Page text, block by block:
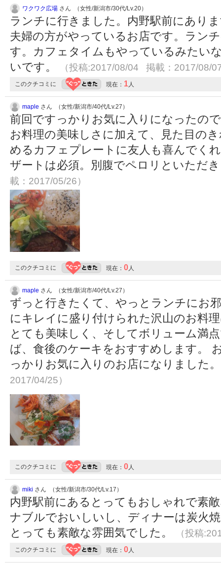
ワクワク広場 さん （女性/新潟市/30代/Lv.20）
ランチに行きました。内野駅前にあり
夫婦の方がやっているお店です。ラン
す。カフェタイムもやっているみたい
いです。
（投稿:2017/08/04 掲載：2017/08/
このクチコミに 現在： 1人
maple さん （女性/新潟市/40代/Lv.27）
前回ですっかりお気に入りになったの
お料理の美味しさに加えて、見た目の
めるカフェプレートに友人も喜んでく
ザートは必須。別腹でペロリといただ
載：2017/05/26）
このクチコミに 現在： 0人
maple さん （女性/新潟市/40代/Lv.27）
ずっと行きたくて、やっとランチにお
にキレイに盛り付けられた沢山のお料
とても美味しく、そしてボリューム満
ば、食後のケーキをおすすめします。
っかりお気に入りのお店になりました
2017/04/25）
このクチコミに 現在： 0人
miki さん （女性/新潟市/30代/Lv.17）
内野駅前にあるとってもおしゃれで素
ナブルでおいしいし、ディナーは炭火
とっても素敵な雰囲気でした。
（投稿
このクチコミに 現在： 0人